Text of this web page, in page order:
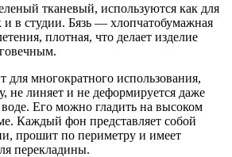
тканевый, используются как для
и в студии. Бязь — хлопчатобумажная
плотная, что делает изделие
для многократного использования,
не линяет и не деформируется даже
Его можно гладить на высоком
Каждый фон представляет собой
прошит по периметру и имеет
перекладины.